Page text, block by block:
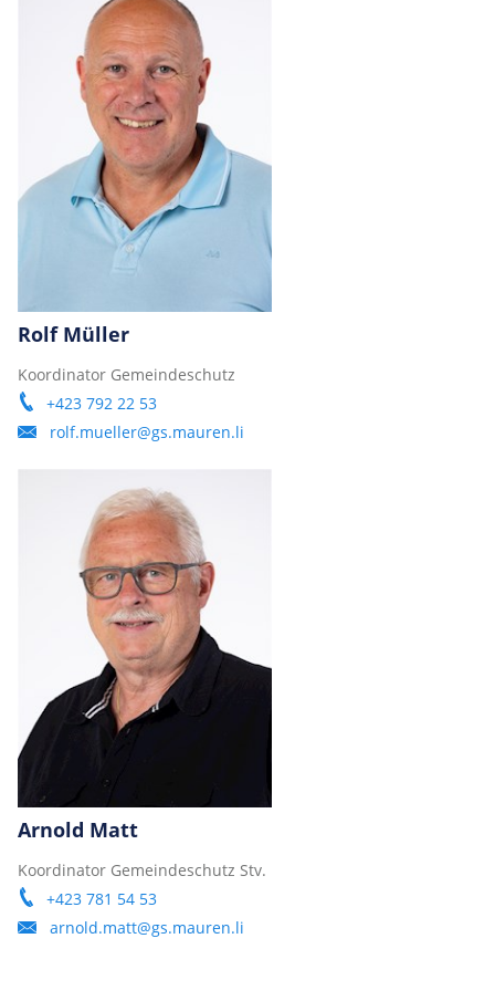
Rolf Müller
Koordinator Gemeindeschutz
+423 792 22 53
rolf.mueller@gs.mauren.li
Arnold Matt
Koordinator Gemeindeschutz Stv.
+423 781 54 53
arnold.matt@gs.mauren.li